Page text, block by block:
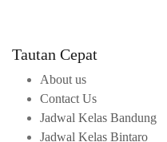
Tautan Cepat
About us
Contact Us
Jadwal Kelas Bandung
Jadwal Kelas Bintaro